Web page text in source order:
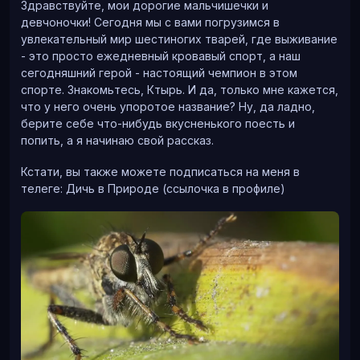
- Это служба по борьбе с вредителями? У нас тут
проблема
- ...
- Шершни, шершни-убийцы
- ...
- Какие-то китайские. Полный контейнер. Травить
нельзя.
- Да, один уже в больнице, охранник не справляется,
производство встало, с воробья размером. Любые
деньги
- Алло? Алло?
а у самок более округлое.
Пчел укуривала, чтобы они расслабились и не
агрессировали. В общем, мир, дружба, жвачка!
Здравствуйте, мои дорогие мальчишечки и
девчоночки! Сегодня мы с вами погрузимся в
увлекательный мир шестиногих тварей, где выживание
- это просто ежедневный кровавый спорт, а наш
сегодняшний герой - настоящий чемпион в этом
спорте. Знакомьтесь, Ктырь. И да, только мне кажется,
что у него очень упоротое название? Ну, да ладно,
берите себе что-нибудь вкусненького поесть и
попить, а я начинаю свой рассказ.
Кстати, вы также можете подписаться на меня в
телеге: Дичь в Природе (ссылочка в профиле)